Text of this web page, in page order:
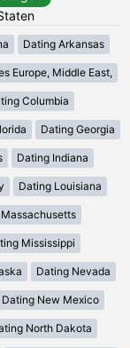
Dating Arkansas
Europe, Middle East,
Columbia
Dating Georgia
Dating Indiana
Dating Louisiana
Mississippi
Dating Nevada
Dating New Mexico
North Dakota